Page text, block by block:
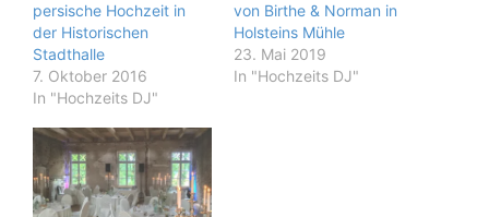
persische Hochzeit in
der Historischen
Stadthalle
7. Oktober 2016
In "Hochzeits DJ"
von Birthe & Norman in
Holsteins Mühle
23. Mai 2019
In "Hochzeits DJ"